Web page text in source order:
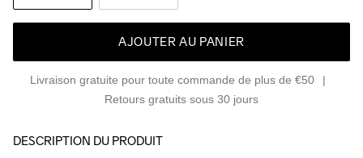
AJOUTER AU PANIER
Livraison gratuite pour toute commande de plus de €50
Retours gratuits sous 30 jours
DESCRIPTION DU PRODUIT